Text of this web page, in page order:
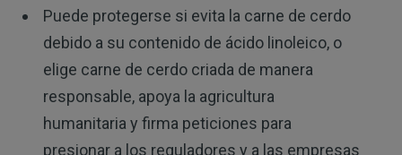
Puede protegerse si evita la carne de cerdo
debido a su contenido de ácido linoleico, o
elige carne de cerdo criada de manera
responsable, apoya la agricultura
humanitaria y firma peticiones para
presionar a los reguladores y a las empresas